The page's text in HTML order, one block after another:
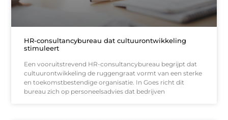
HR-consultancybureau dat cultuurontwikkeling
stimuleert
Een vooruitstrevend HR-consultancybureau begrijpt dat
cultuurontwikkeling de ruggengraat vormt van een sterke
en toekomstbestendige organisatie. In Goes richt dit
bureau zich op personeelsadvies dat bedrijven